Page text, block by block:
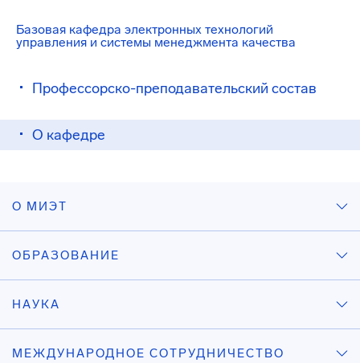
Базовая кафедра электронных технологий
управления и системы менеджмента качества
Профессорско-преподавательский состав
О кафедре
О МИЭТ
ОБРАЗОВАНИЕ
НАУКА
МЕЖДУНАРОДНОЕ СОТРУДНИЧЕСТВО